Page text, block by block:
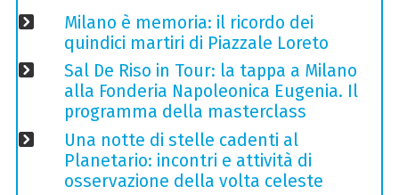
Milano è memoria: il ricordo dei
quindici martiri di Piazzale Loreto
Sal De Riso in Tour: la tappa a Milano
alla Fonderia Napoleonica Eugenia. Il
programma della masterclass
Una notte di stelle cadenti al
Planetario: incontri e attività di
osservazione della volta celeste